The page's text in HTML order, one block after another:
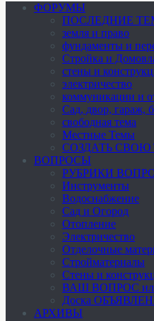
ФОРУМЫ
ПОСЛЕДНИЕ
земля и право
фундаменты и
Стройка и
стены и
электричество
коммуникации и
Cад, двор, гараж,
свободная тема
Местные Темы
СОЗДАТЬ СВОЮ
ВОПРОСЫ
РУБРИКИ
Инструменты
Водоснабжение
Сад и Огород
Отопление
Электричество
Отделочные
Стройматериалы
Стены и
ВАШ ВОПРОС
Доска
АРХИВЫ